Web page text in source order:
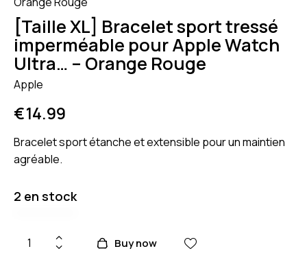
[Taille XL] Bracelet sport tressé
imperméable pour Apple Watch
Ultra… – Orange Rouge
Apple
€14.99
Bracelet sport étanche et extensible pour un maintien
agréable.
2 en stock
Buy now